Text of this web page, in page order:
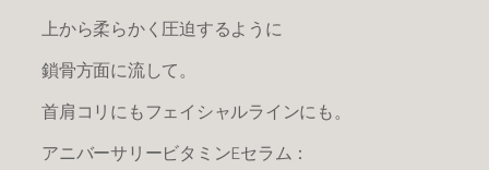
上から柔らかく圧迫するように
鎖骨方面に流して。
首肩コリにもフェイシャルラインにも。
アニバーサリービタミンEセラム：